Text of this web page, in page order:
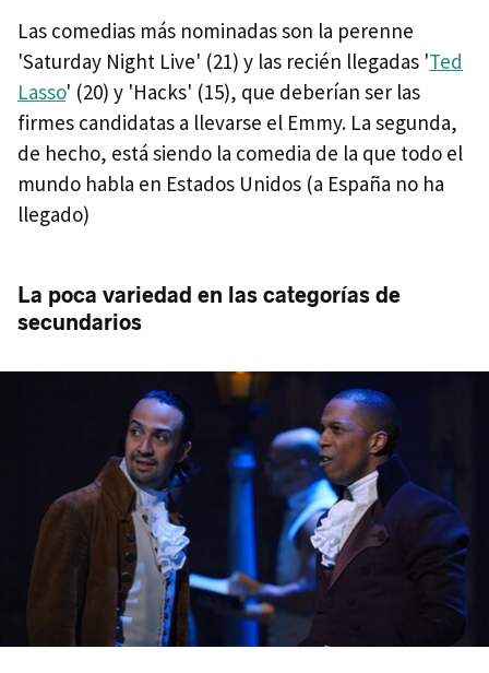
Las comedias más nominadas son la perenne
'Saturday Night Live' (21) y las recién llegadas 'Ted
Lasso' (20) y 'Hacks' (15), que deberían ser las
firmes candidatas a llevarse el Emmy. La segunda,
de hecho, está siendo la comedia de la que todo el
mundo habla en Estados Unidos (a España no ha
llegado)
La poca variedad en las categorías de
secundarios